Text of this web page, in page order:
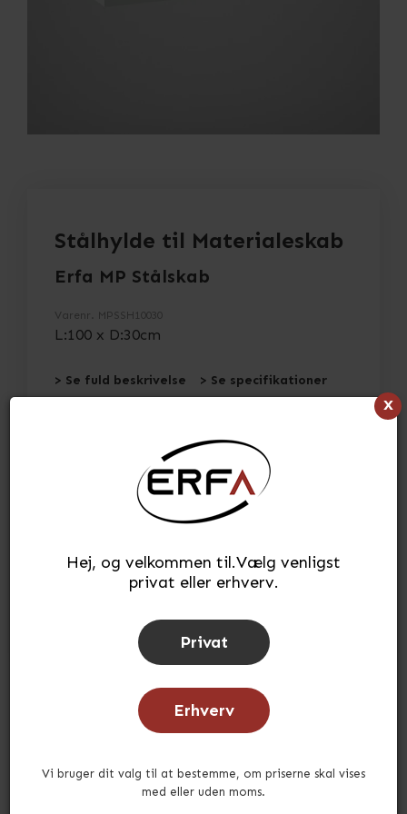
x
Hej, og velkommen til.Vælg venligst
privat eller erhverv.
Privat
Erhverv
Vi bruger dit valg til at bestemme, om priserne skal vises
med eller uden moms.
Stålhylde til Materialeskab
Erfa MP Stålskab
Varenr. MPSSH10030
L:100 x D:30cm
> Se fuld beskrivelse > Se specifikationer
stk.
Tilføj til ønskeliste
Tid for afsendelse:
ca. 3-5 hverdage